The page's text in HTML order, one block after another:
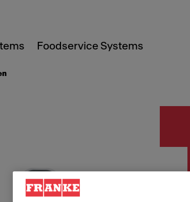
Foodservice Systems